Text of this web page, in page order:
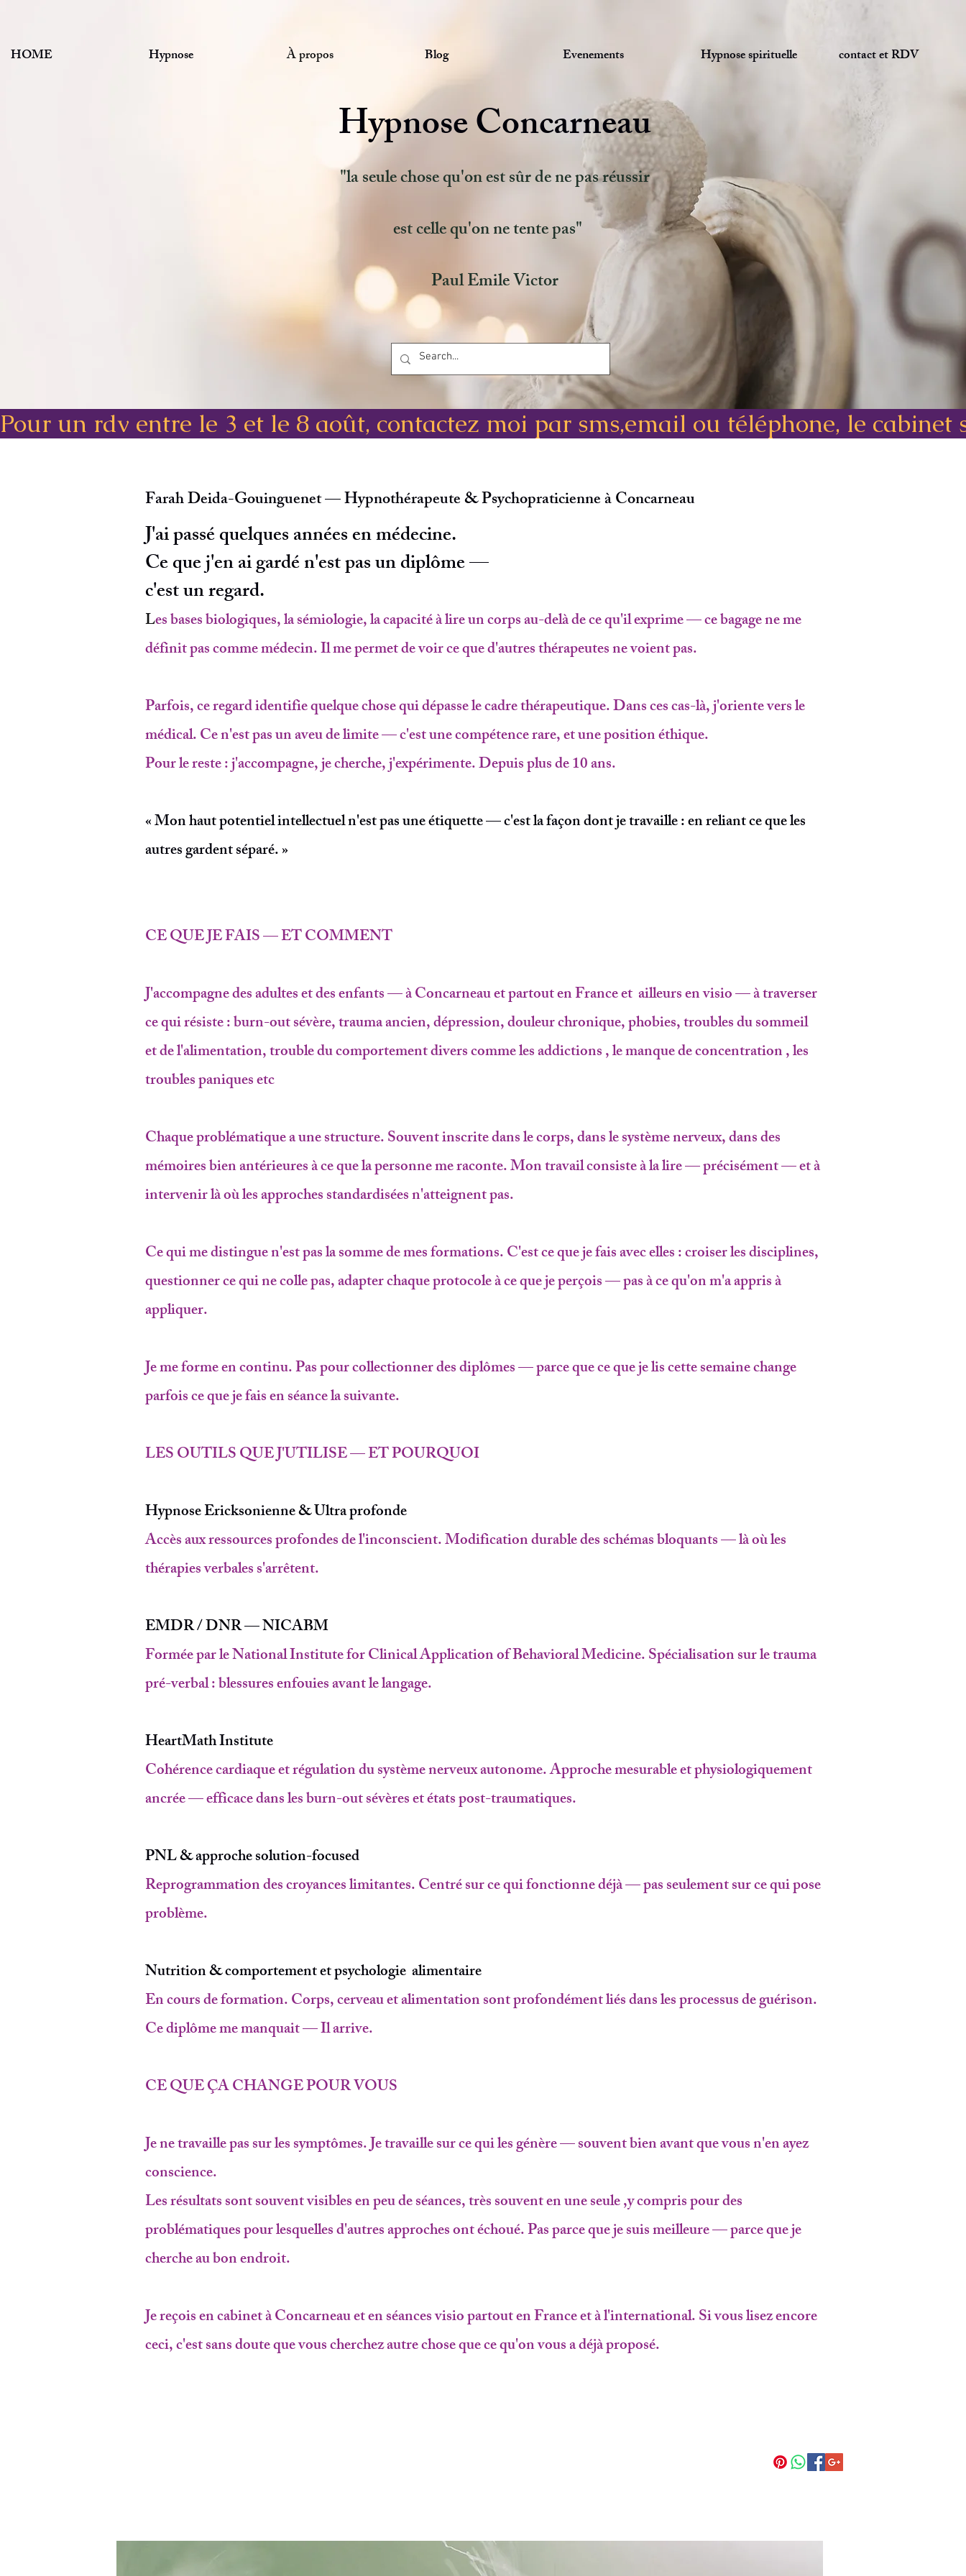
HOME Hypnose À propos Blog Evenements Hypnose spirituelle contact et RDV
Hypnose Concarneau
"la seule chose qu'on est sûr de ne pas réussir
est celle qu'on ne tente pas"
Paul Emile Victor
Pour un rdv entre le 3 et le 8 août, contactez moi par sms,email ou téléphone, le cabinet
Farah Deida-Gouinguenet — Hypnothérapeute & Psychopraticienne à Concarneau
J'ai passé quelques années en médecine.
Ce que j'en ai gardé n'est pas un diplôme —
c'est un regard.
Les bases biologiques, la sémiologie, la capacité à lire un corps au-delà de ce qu'il exprime — ce bagage ne me
définit pas comme médecin. Il me permet de voir ce que d'autres thérapeutes ne voient pas.
Parfois, ce regard identifie quelque chose qui dépasse le cadre thérapeutique. Dans ces cas-là, j'oriente vers le
médical. Ce n'est pas un aveu de limite — c'est une compétence rare, et une position éthique.
Pour le reste : j'accompagne, je cherche, j'expérimente. Depuis plus de 10 ans.
« Mon haut potentiel intellectuel n'est pas une étiquette — c'est la façon dont je travaille : en reliant ce que les
autres gardent séparé. »
CE QUE JE FAIS — ET COMMENT
J'accompagne des adultes et des enfants — à Concarneau et partout en France et ailleurs en visio — à traverser
ce qui résiste : burn-out sévère, trauma ancien, dépression, douleur chronique, phobies, troubles du sommeil
et de l'alimentation, trouble du comportement divers comme les addictions , le manque de concentration , les
troubles paniques etc
Chaque problématique a une structure. Souvent inscrite dans le corps, dans le système nerveux, dans des
mémoires bien antérieures à ce que la personne me raconte. Mon travail consiste à la lire — précisément — et à
intervenir là où les approches standardisées n'atteignent pas.
Ce qui me distingue n'est pas la somme de mes formations. C'est ce que je fais avec elles : croiser les disciplines,
questionner ce qui ne colle pas, adapter chaque protocole à ce que je perçois — pas à ce qu'on m'a appris à
appliquer.
Je me forme en continu. Pas pour collectionner des diplômes — parce que ce que je lis cette semaine change
parfois ce que je fais en séance la suivante.
LES OUTILS QUE J'UTILISE — ET POURQUOI
Hypnose Ericksonienne & Ultra profonde
Accès aux ressources profondes de l'inconscient. Modification durable des schémas bloquants — là où les
thérapies verbales s'arrêtent.
EMDR / DNR — NICABM
Formée par le National Institute for Clinical Application of Behavioral Medicine. Spécialisation sur le trauma
pré-verbal : blessures enfouies avant le langage.
HeartMath Institute
Cohérence cardiaque et régulation du système nerveux autonome. Approche mesurable et physiologiquement
ancrée — efficace dans les burn-out sévères et états post-traumatiques.
PNL & approche solution-focused
Reprogrammation des croyances limitantes. Centré sur ce qui fonctionne déjà — pas seulement sur ce qui pose
problème.
Nutrition & comportement et psychologie alimentaire
En cours de formation. Corps, cerveau et alimentation sont profondément liés dans les processus de guérison.
Ce diplôme me manquait — Il arrive.
CE QUE ÇA CHANGE POUR VOUS
Je ne travaille pas sur les symptômes. Je travaille sur ce qui les génère — souvent bien avant que vous n'en ayez
conscience.
Les résultats sont souvent visibles en peu de séances, très souvent en une seule ,y compris pour des
problématiques pour lesquelles d'autres approches ont échoué. Pas parce que je suis meilleure — parce que je
cherche au bon endroit.
Je reçois en cabinet à Concarneau et en séances visio partout en France et à l'international. Si vous lisez encore
ceci, c'est sans doute que vous cherchez autre chose que ce qu'on vous a déjà proposé.